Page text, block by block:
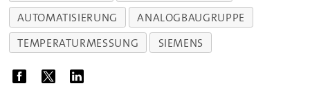
AUTOMATISIERUNG
ANALOGBAUGRUPPE
TEMPERATURMESSUNG
SIEMENS